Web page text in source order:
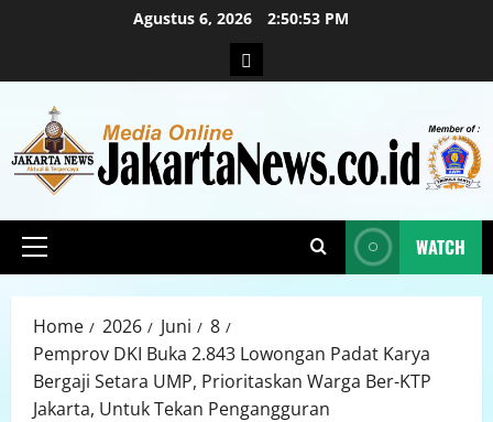
Agustus 6, 2026 2:50:55 PM
WATCH
Home 2026 Juni
8
Pemprov DKI Buka 2.843 Lowongan Padat Karya
Bergaji Setara UMP, Prioritaskan Warga Ber-KTP
Jakarta, Untuk Tekan Pengangguran